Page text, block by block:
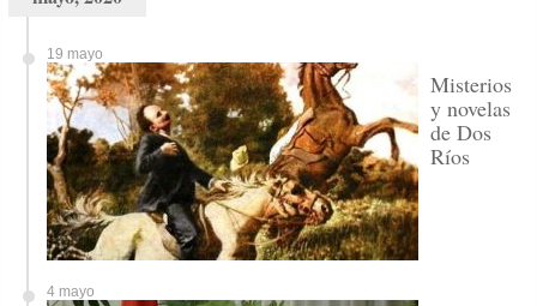
19 mayo
Misterios
y novelas
de Dos
Ríos
4 mayo